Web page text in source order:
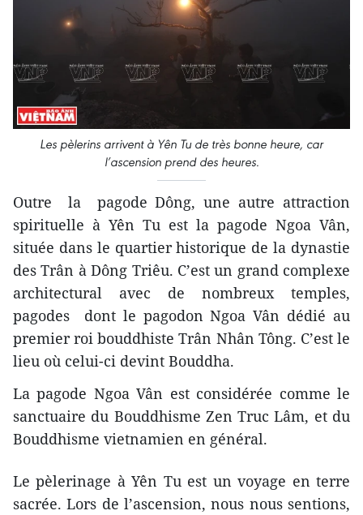
Les pèlerins arrivent à Yên Tu de très bonne heure, car
l’ascension prend des heures.
Outre la pagode Dông, une autre attraction
spirituelle à Yên Tu est la pagode Ngoa Vân,
située dans le quartier historique de la dynastie
des Trân à Dông Triêu. C’est un grand complexe
architectural avec de nombreux temples,
pagodes dont le pagodon Ngoa Vân dédié au
premier roi bouddhiste Trân Nhân Tông. C’est le
lieu où celui-ci devint Bouddha.
La pagode Ngoa Vân est considérée comme le
sanctuaire du Bouddhisme Zen Truc Lâm, et du
Bouddhisme vietnamien en général.
Le pèlerinage à Yên Tu est un voyage en terre
sacrée. Lors de l’ascension, nous nous sentions,